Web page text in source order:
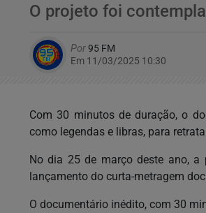
O projeto foi
Por95 FM
Em 11/03/2025 10:30
Com 30 minutos de duração, o
como legendas e libras, para
No dia 25 de março deste ano, a
lançamento do curta-metragem
O documentário inédito, com 30